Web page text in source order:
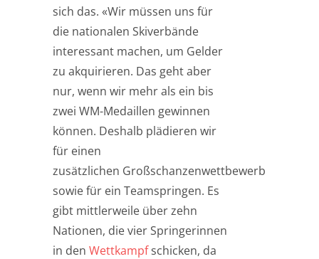
sich das. «Wir müssen uns für
die nationalen Skiverbände
interessant machen, um Gelder
zu akquirieren. Das geht aber
nur, wenn wir mehr als ein bis
zwei WM-Medaillen gewinnen
können. Deshalb plädieren wir
für einen
zusätzlichen Großschanzenwettbewerb
sowie für ein Teamspringen. Es
gibt mittlerweile über zehn
Nationen, die vier Springerinnen
in den Wettkampfschicken, da